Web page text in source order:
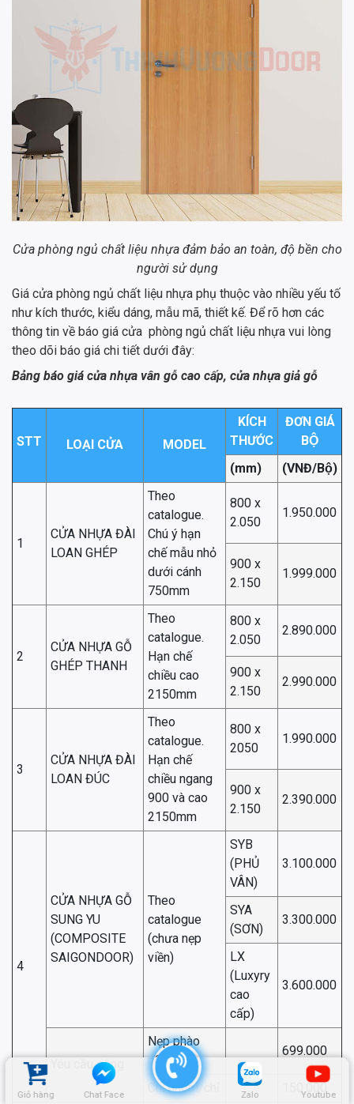
Giỏ hàng Chat Face Zalo Youtube
Cửa phòng ngủ chất liệu nhựa đảm bảo an toàn, độ bền cho
người sử dụng
Giá cửa phòng ngủ chất liệu nhựa phụ thuộc vào nhiều yếu tố
như kích thước, kiểu dáng, mẫu mã, thiết kế. Để rõ hơn các
thông tin về báo giá cửa phòng ngủ chất liệu nhựa vui lòng
theo dõi báo giá chi tiết dưới đây:
Bảng báo giá cửa nhựa vân gỗ cao cấp, cửa nhựa giả gỗ
STT LOẠI CỬA MODEL
KÍCH
THƯỚC
ĐƠN GIÁ
BỘ
(mm)
(VNĐ/Bộ)
1
CỬA NHỰA ĐÀI
LOAN GHÉP
Theo
catalogue.
Chú ý hạn
chế mẫu nhỏ
dưới cánh
750mm
800 x
2.050
1.950.000
900 x
2.150
1.999.000
2
CỬA NHỰA GỖ
GHÉP THANH
Theo
catalogue.
Hạn chế
chiều cao
2150mm
800 x
2.050
2.890.000
900 x
2.150
2.990.000
3
CỬA NHỰA ĐÀI
LOAN ĐÚC
Theo
catalogue.
Hạn chế
chiều ngang
900 và cao
2150mm
800 x
2050
1.990.000
900 x
2.150
2.390.000
4
CỬA NHỰA GỖ
SUNG YU
(COMPOSITE
SAIGONDOOR)
Theo
catalogue
(chưa nẹp
viền)
SYB
(PHỦ
VÂN)
3.100.000
SYA
(SƠN)
3.300.000
LX
(Luxyry
cao
cấp)
3.600.000
Yêu cầu riêng
Nẹp phào
nổi/bộ
699.000
Chỉ nhôm/chỉ 150.000